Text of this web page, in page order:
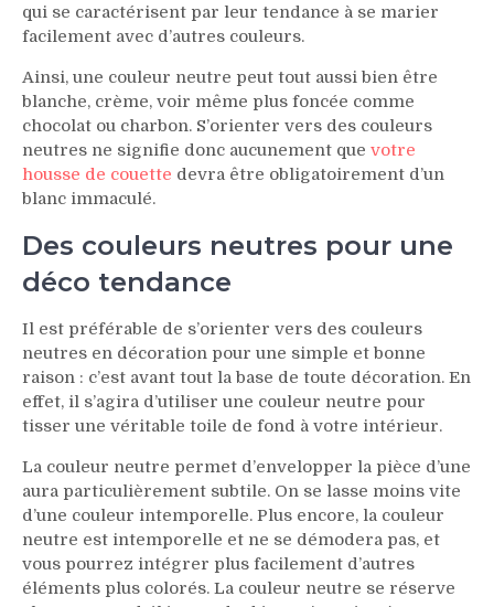
qui se caractérisent par leur tendance à se marier
facilement avec d’autres couleurs.
Ainsi, une couleur neutre peut tout aussi bien être
blanche, crème, voir même plus foncée comme
chocolat ou charbon. S’orienter vers des couleurs
neutres ne signifie donc aucunement que votre
housse de couette devra être obligatoirement d’un
blanc immaculé.
Des couleurs neutres pour une
déco tendance
Il est préférable de s’orienter vers des couleurs
neutres en décoration pour une simple et bonne
raison : c’est avant tout la base de toute décoration. En
effet, il s’agira d’utiliser une couleur neutre pour
tisser une véritable toile de fond à votre intérieur.
La couleur neutre permet d’envelopper la pièce d’une
aura particulièrement subtile. On se lasse moins vite
d’une couleur intemporelle. Plus encore, la couleur
neutre est intemporelle et ne se démodera pas, et
vous pourrez intégrer plus facilement d’autres
éléments plus colorés. La couleur neutre se réserve